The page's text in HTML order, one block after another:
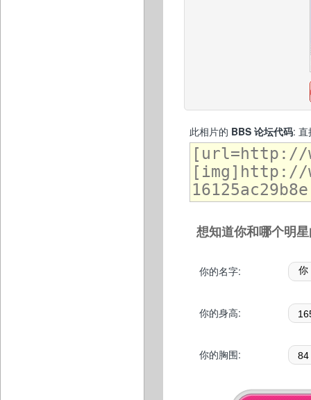
此相片的 BBS 论坛代码: 直
想知道你和哪个明
你的名字:
你的身高:
你的胸围: